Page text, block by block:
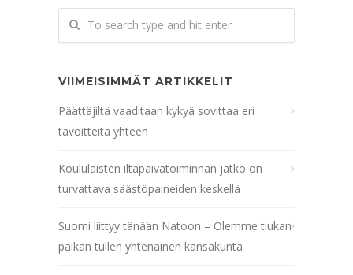
VIIMEISIMMÄT ARTIKKELIT
Päättäjiltä vaaditaan kykyä sovittaa eri
tavoitteita yhteen
Koululaisten iltapäivätoiminnan jatko on
turvattava säästöpaineiden keskellä
Suomi liittyy tänään Natoon – Olemme tiukan
paikan tullen yhtenäinen kansakunta